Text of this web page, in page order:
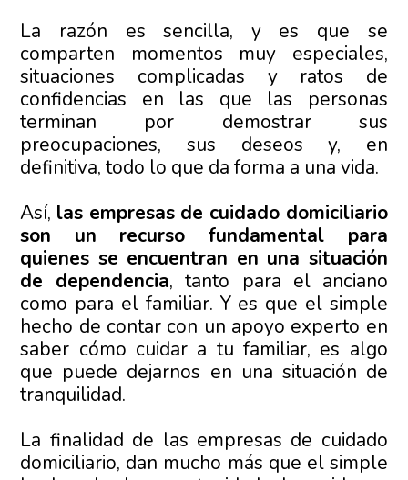
La razón es sencilla, y es que se
comparten momentos muy especiales,
situaciones complicadas y ratos de
confidencias en las que las personas
terminan por demostrar sus
preocupaciones, sus deseos y, en
definitiva, todo lo que da forma a una vida.
Así, las empresas de cuidado domiciliario
son un recurso fundamental para
quienes se encuentran en una situación
de dependencia, tanto para el anciano
como para el familiar. Y es que el simple
hecho de contar con un apoyo experto en
saber cómo cuidar a tu familiar, es algo
que puede dejarnos en una situación de
tranquilidad.
La finalidad de las empresas de cuidado
domiciliario, dan mucho más que el simple